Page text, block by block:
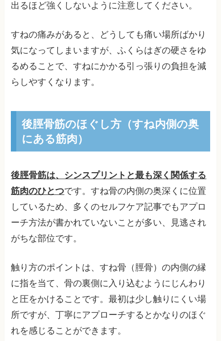
出るほど強くしないように注意してください。
すねの痛みがあると、どうしても痛い場所ばかり
気になってしまいますが、ふくらはぎの硬さをゆ
るめることで、すねにかかる引っ張りの負担を減
らしやすくなります。
後脛骨筋のほぐし方（すね内側の奥
にある筋肉）
後脛骨筋は、シンスプリントと最も深く関係する
筋肉のひとつです。すね骨の内側の奥深くに位置
しているため、多くのセルフケア記事でもアプロ
ーチ方法が書かれていないことが多い、見逃され
がちな部位です。
触り方のポイントは、すね骨（脛骨）の内側の縁
に指を当て、骨の裏側に入り込むようにじんわり
と圧をかけることです。最初は少し触りにくい場
所ですが、丁寧にアプローチするとかなりのほぐ
れを感じることができます。